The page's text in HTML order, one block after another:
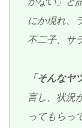
にか現れ、
不二子、サ
「そんなヤ
言し、状況
ってもらっ